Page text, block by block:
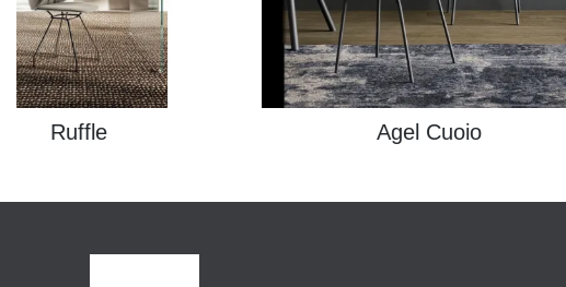
Ruffle Agel Cuoio